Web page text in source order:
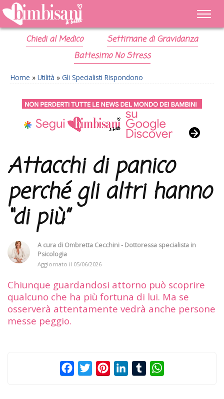
Chiedi al Medico
Settimane di Gravidanza
Battesimo No Stress
Home » Utilità » Gli Specialisti Rispondono
Attacchi di panico
perché gli altri hanno
“di più”
A cura di Ombretta Cecchini - Dottoressa specialista in
Psicologia
Aggiornato il 05/06/2026
Chiunque guardandosi attorno può scoprire
qualcuno che ha più fortuna di lui. Ma se
osserverà attentamente vedrà anche persone
messe peggio.
FacebookTwitterPinterestLinkedInTumblr